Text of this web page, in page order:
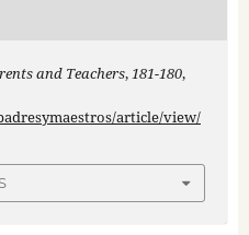
and Teachers,181-180,
article/view/